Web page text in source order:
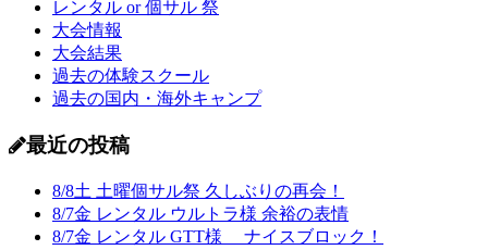
レンタル or 個サル 祭
大会情報
大会結果
過去の体験スクール
過去の国内・海外キャンプ
最近の投稿
8/8土 土曜個サル祭 久しぶりの再会！
8/7金 レンタル ウルトラ様 余裕の表情
8/7金 レンタル GTT様 ナイスブロック！